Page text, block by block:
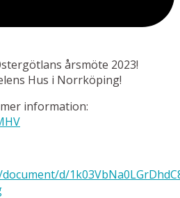
årsmöte 2023!
Hus i Norrköping!
information:
d/